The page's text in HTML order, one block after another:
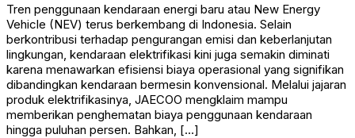
Tren penggunaan kendaraan energi baru atau New Energy
Vehicle (NEV) terus berkembang di Indonesia. Selain
berkontribusi terhadap pengurangan emisi dan keberlanjutan
lingkungan, kendaraan elektrifikasi kini juga semakin diminati
karena menawarkan efisiensi biaya operasional yang signifikan
dibandingkan kendaraan bermesin konvensional. Melalui jajaran
produk elektrifikasinya, JAECOO mengklaim mampu
memberikan penghematan biaya penggunaan kendaraan
hingga puluhan persen. Bahkan, […]